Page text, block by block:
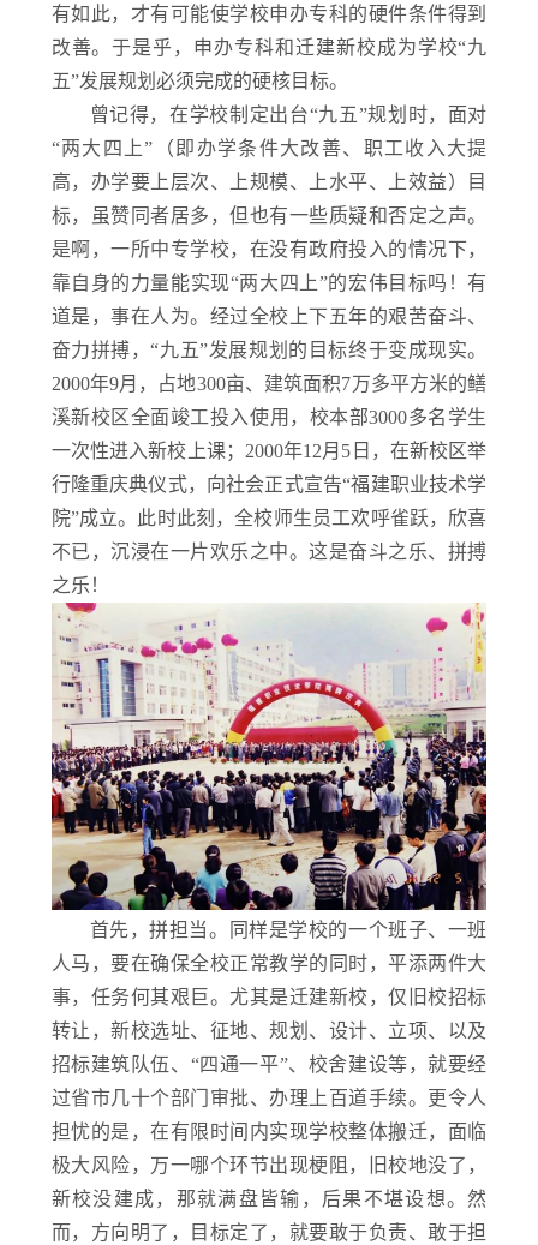
有如此，才有可能使学校申办专科的硬件条件得到
改善。于是乎，申办专科和迁建新校成为学校“九
五”发展规划必须完成的硬核目标。
曾记得，在学校制定出台“九五”规划时，面对
“两大四上”（即办学条件大改善、职工收入大提
高，办学要上层次、上规模、上水平、上效益）目
标，虽赞同者居多，但也有一些质疑和否定之声。
是啊，一所中专学校，在没有政府投入的情况下，
靠自身的力量能实现“两大四上”的宏伟目标吗！有
道是，事在人为。经过全校上下五年的艰苦奋斗、
奋力拼搏，“九五”发展规划的目标终于变成现实。
2000年9月，占地300亩、建筑面积7万多平方米的鳝
溪新校区全面竣工投入使用，校本部3000多名学生
一次性进入新校上课；2000年12月5日，在新校区举
行隆重庆典仪式，向社会正式宣告“福建职业技术学
院”成立。此时此刻，全校师生员工欢呼雀跃，欣喜
不已，沉浸在一片欢乐之中。这是奋斗之乐、拼搏
之乐！
首先，拼担当。同样是学校的一个班子、一班
人马，要在确保全校正常教学的同时，平添两件大
事，任务何其艰巨。尤其是迁建新校，仅旧校招标
转让，新校选址、征地、规划、设计、立项、以及
招标建筑队伍、“四通一平”、校舍建设等，就要经
过省市几十个部门审批、办理上百道手续。更令人
担忧的是，在有限时间内实现学校整体搬迁，面临
极大风险，万一哪个环节出现梗阻，旧校地没了，
新校没建成，那就满盘皆输，后果不堪设想。然
而，方向明了，目标定了，就要敢于负责、敢于担